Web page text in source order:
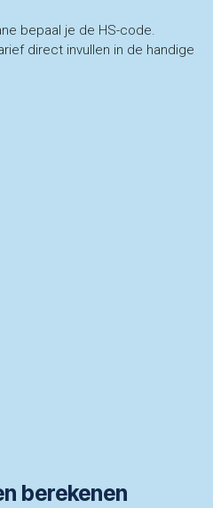
bepaal je de HS-code.
direct invullen in de handige
berekenen